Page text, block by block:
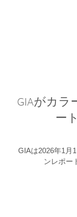
GIAがカ
ー
GIAは2026年1月
ンレポー